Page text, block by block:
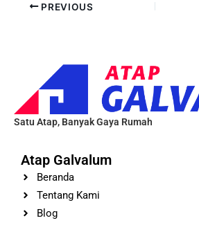
PREVIOUS
Satu Atap, Banyak Gaya Rumah
Atap Galvalum
Beranda
Tentang Kami
Blog